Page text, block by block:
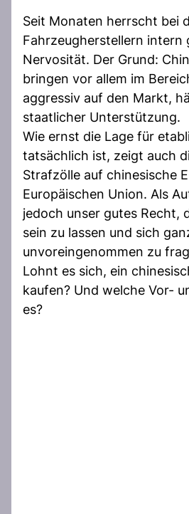
Seit Monaten herrscht bei
Fahrzeugherstellern intern
Nervosität. Der Grund:
bringen vor allem im
aggressiv auf den Markt,
staatlicher Unterstützung.
Wie ernst die Lage für
tatsächlich ist, zeigt auch
Strafzölle auf chinesische
Europäischen Union. Als
jedoch unser gutes Recht,
sein zu lassen und sich
unvoreingenommen zu
Lohnt es sich, ein
kaufen? Und welche Vor-
es?